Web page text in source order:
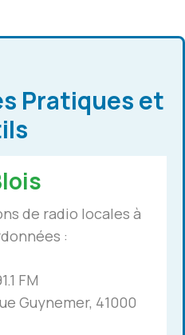
Pratiques et
de radio locales à
:
FM
Guynemer, 41000